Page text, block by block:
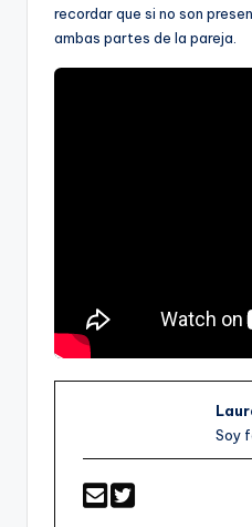
recordar que si no son
ambas partes de la pareja.
Soy